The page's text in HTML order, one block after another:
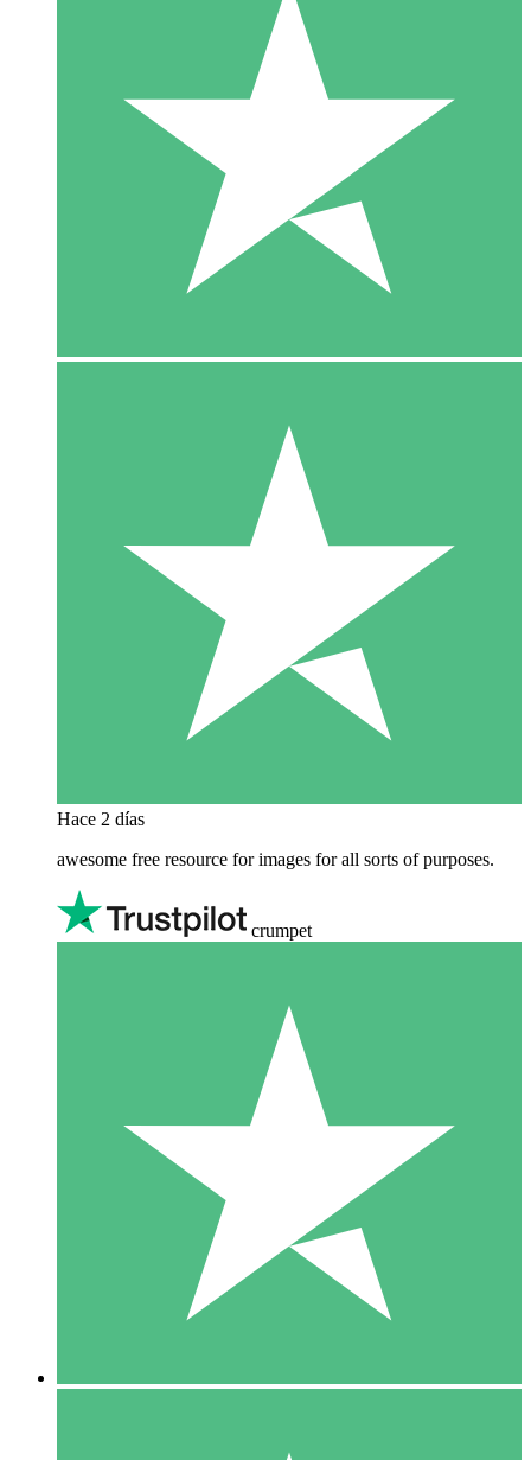
Hace 2 días
awesome free resource for images for all sorts of purposes.
crumpet